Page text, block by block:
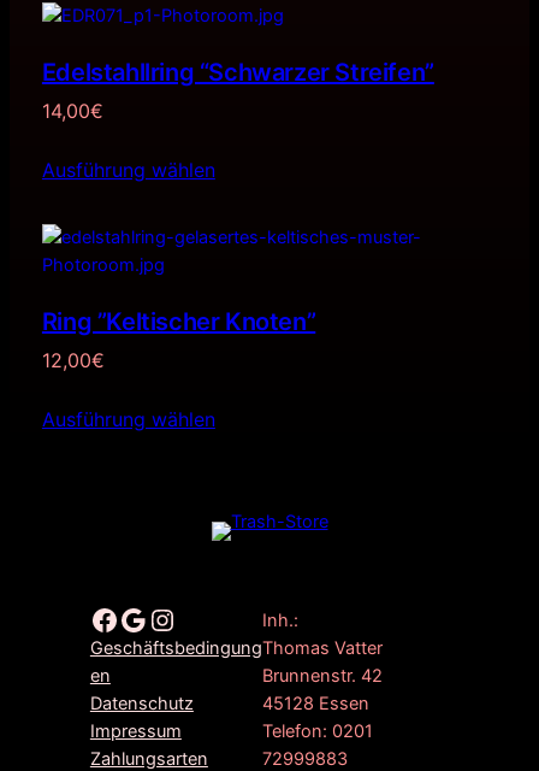
Edelstahllring “Schwarzer Streifen”
14,00€
Ausführung wählen
Ring ”Keltischer Knoten”
12,00€
Ausführung wählen
Facebook Google Instagram
Geschäftsbedingung
en
Datenschutz
Impressum
Zahlungsarten
Inh.:
Thomas Vatter
Brunnenstr. 42
45128 Essen
Telefon: 0201
72999883